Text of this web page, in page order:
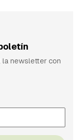
la newsletter con